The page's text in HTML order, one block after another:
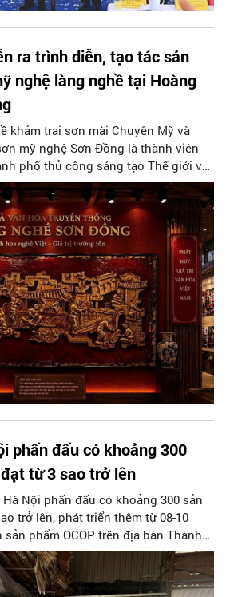
ra trình diễn, tạo tác sản
nghệ làng nghề tại Hoàng
khảm trai sơn mài Chuyên Mỹ và
mỹ nghệ Sơn Đồng là thành viên
phố thủ công sáng tạo Thế giới và
bày, trình diễn, tạo tác sản phẩm thủ
diễn ra tại Hoàng Thành Thăng
phấn đấu có khoảng 300
từ 3 sao trở lên
Nội phấn đấu có khoảng 300 sản
trở lên, phát triển thêm từ 08-10
phẩm OCOP trên địa bàn Thành
tâm thiết kế sáng tạo, giới thiệu,
OCOP, làng nghề gắn với du